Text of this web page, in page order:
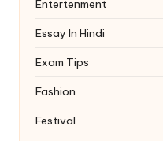
Entertenment
Essay In Hindi
Exam Tips
Fashion
Festival